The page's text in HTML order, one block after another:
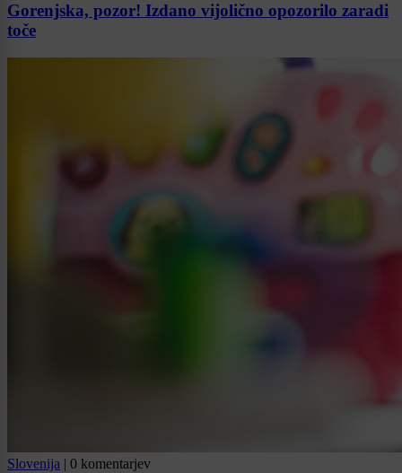
Gorenjska, pozor! Izdano vijolično opozorilo zaradi
toče
Slovenija | 0 komentarjev